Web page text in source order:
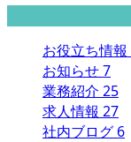
お役立ち情報
お知らせ7
業務紹介 25
求人情報 27
社内ブログ 6